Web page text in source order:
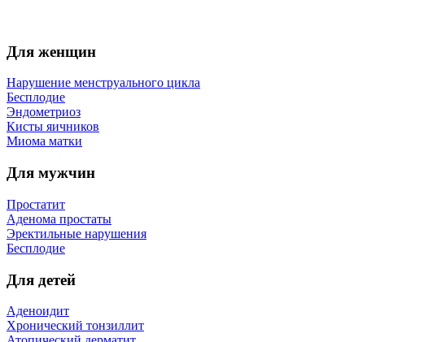
Для женщин
Нарушение менструального цикла
Бесплодие
Эндометриоз
Кисты яичников
Миома матки
Для мужчин
Простатит
Аденома простаты
Эректильные нарушения
Бесплодие
Для детей
Аденоидит
Хронический тонзиллит